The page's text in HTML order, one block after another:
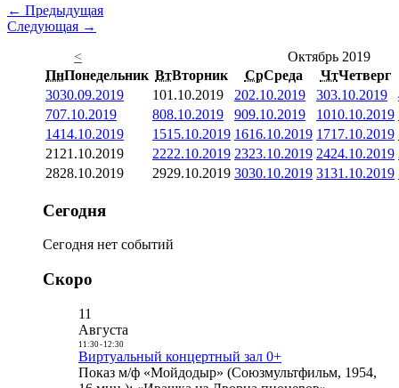
← Предыдущая
Следующая →
<
Октябрь 2019
ПнПонедельник ВтВторник СрСреда ЧтЧетверг
3030.09.2019 101.10.2019 202.10.2019 303.10.2019
707.10.2019 808.10.2019 909.10.2019 1010.10.2019
1414.10.2019 1515.10.2019 1616.10.2019 1717.10.2019
21 21.10.2019 2222.10.2019 2323.10.2019 2424.10.2019
2828.10.2019 2929.10.2019 3030.10.2019 3131.10.2019
Сегодня
Сегодня нет событий
Скоро
11
Августа
11:30- 12:30
Виртуальный концертный зал 0+
Показ м/ф «Мойдодыр» (Союзмультфильм, 1954,